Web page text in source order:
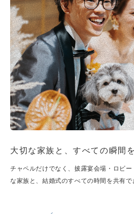
大切な家族と、すべての瞬間を
チャペルだけでなく、披露宴会場・ロビ
な家族と、結婚式のすべての時間を共有で